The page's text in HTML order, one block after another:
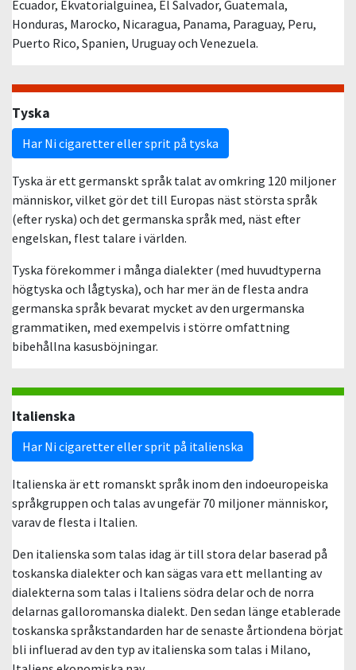
Ecuador, Ekvatorialguinea, El Salvador, Guatemala,
Honduras, Marocko, Nicaragua, Panama, Paraguay, Peru,
Puerto Rico, Spanien, Uruguay och Venezuela.
Tyska
Har Ni cigaretter eller sprit på tyska
Tyska är ett germanskt språk talat av omkring 120 miljoner
människor, vilket gör det till Europas näst största språk
(efter ryska) och det germanska språk med, näst efter
engelskan, flest talare i världen.
Tyska förekommer i många dialekter (med huvudtyperna
högtyska och lågtyska), och har mer än de flesta andra
germanska språk bevarat mycket av den urgermanska
grammatiken, med exempelvis i större omfattning
bibehållna kasusböjningar.
Italienska
Har Ni cigaretter eller sprit på italienska
Italienska är ett romanskt språk inom den indoeuropeiska
språkgruppen och talas av ungefär 70 miljoner människor,
varav de flesta i Italien.
Den italienska som talas idag är till stora delar baserad på
toskanska dialekter och kan sägas vara ett mellanting av
dialekterna som talas i Italiens södra delar och de norra
delarnas galloromanska dialekt. Den sedan länge etablerade
toskanska språkstandarden har de senaste årtiondena börjat
bli influerad av den typ av italienska som talas i Milano,